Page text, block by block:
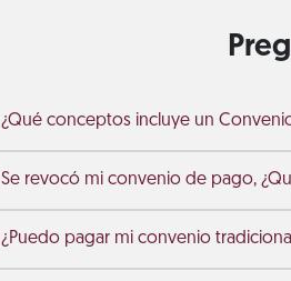
¿Qué conceptos incluye un
Se revocó mi convenio de pago,
¿Puedo pagar mi convenio